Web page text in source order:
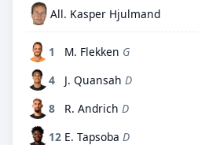
All. Kasper Hjulmand
1 M. Flekken G
4
J. Quansah D
8
R. Andrich D
12 E. Tapsoba D